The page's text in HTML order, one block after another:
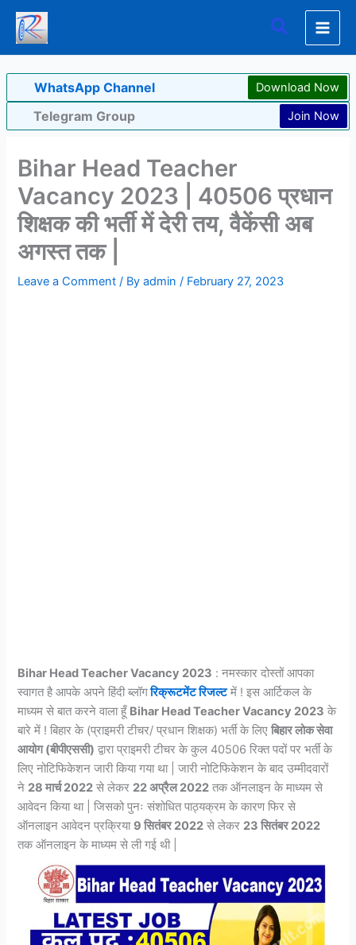
Skip
content
Search
WhatsApp Channel Download Now
Telegram Group Join Now
Bihar Head Teacher
Vacancy 2023 | 40506 प्रधान
शिक्षक की भर्ती में देरी तय, वैकेंसी अब
अगस्त तक |
Leave a Comment / Byadmin/ February 27, 2023
Bihar Head Teacher Vacancy 2023 : नमस्कार दोस्तों आपका
स्वागत है आपके अपने हिंदी ब्लॉगरिक्रूटमेंट रिजल्टमें ! इस आर्टिकल के
माध्यम से बात करने वाला हूँ Bihar Head Teacher Vacancy 2023 के
बारे में ! बिहार के (प्राइमरी टीचर/ प्रधान शिक्षक) भर्ती के लिएबिहार लोक सेवा
आयोग (बीपीएससी) द्वारा प्राइमरी टीचर के कुल 40506 रिक्त पदों पर भर्ती के
लिए नोटिफिकेशन जारी किया गया था | जारी नोटिफिकेशन के बाद उम्मीदवारों
ने 28 मार्च 2022 से लेकर 22 अप्रैल 2022 तक ऑनलाइन के माध्यम से
आवेदन किया था | जिसको पुनः संशोधित पाठ्यक्रम के कारण फिर से
ऑनलाइन आवेदन प्रक्रिया 9 सितंबर 2022 से लेकर 23 सितंबर 2022
तक ऑनलाइन के माध्यम से ली गई थी |